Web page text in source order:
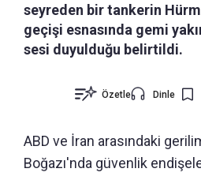
seyreden bir tankerin
geçişi esnasında gemi
sesi duyulduğu belirtildi.
Özetle Dinle
ABD ve İran arasındaki
Boğazı'nda güvenlik